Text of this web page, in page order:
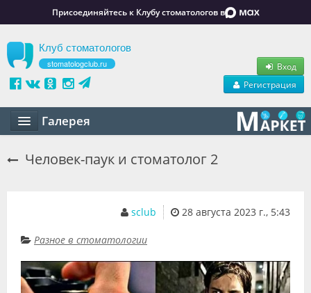
Присоединяйтесь к Клубу стоматологов в
Клуб стоматологов
stomatologclub.ru
Вход
Регистрация
Галерея
Вакансии
Резюме
Человек-паук и стоматолог 2
28 августа 2023 г., 5:43
sclub
Разное в стоматологии